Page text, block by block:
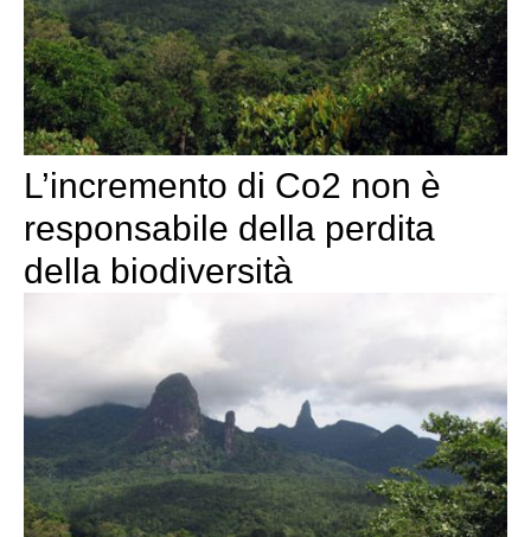
L’incremento di Co2 non è
responsabile della perdita
della biodiversità